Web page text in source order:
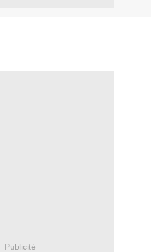
Publicité